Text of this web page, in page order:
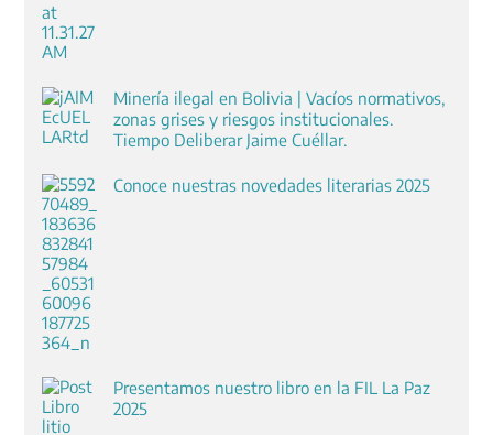
Minería ilegal en Bolivia | Vacíos normativos,
zonas grises y riesgos institucionales.
Tiempo Deliberar Jaime Cuéllar.
Conoce nuestras novedades literarias 2025
Presentamos nuestro libro en la FIL La Paz
2025